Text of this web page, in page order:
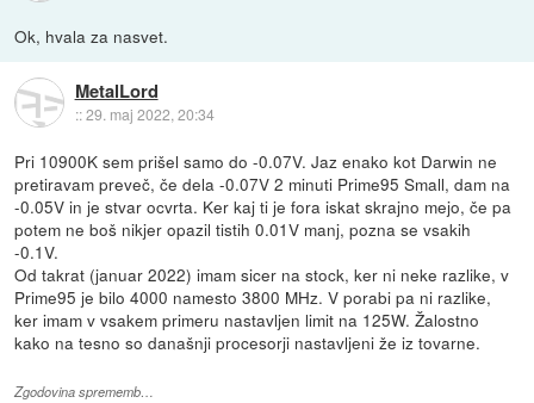
Ok, hvala za nasvet.
MetalLord
::29. maj 2022, 20:34
Pri 10900K sem prišel samo do -0.07V. Jaz enako kot Darwin ne
pretiravam preveč, če dela -0.07V 2 minuti Prime95 Small, dam na
-0.05V in je stvar ocvrta. Ker kaj ti je fora iskat skrajno mejo, če pa
potem ne boš nikjer opazil tistih 0.01V manj, pozna se vsakih
-0.1V.
Od takrat (januar 2022) imam sicer na stock, ker ni neke razlike, v
Prime95 je bilo 4000 namesto 3800 MHz. V porabi pa ni razlike,
ker imam v vsakem primeru nastavljen limit na 125W. Žalostno
kako na tesno so današnji procesorji nastavljeni že iz tovarne.
Zgodovina sprememb…